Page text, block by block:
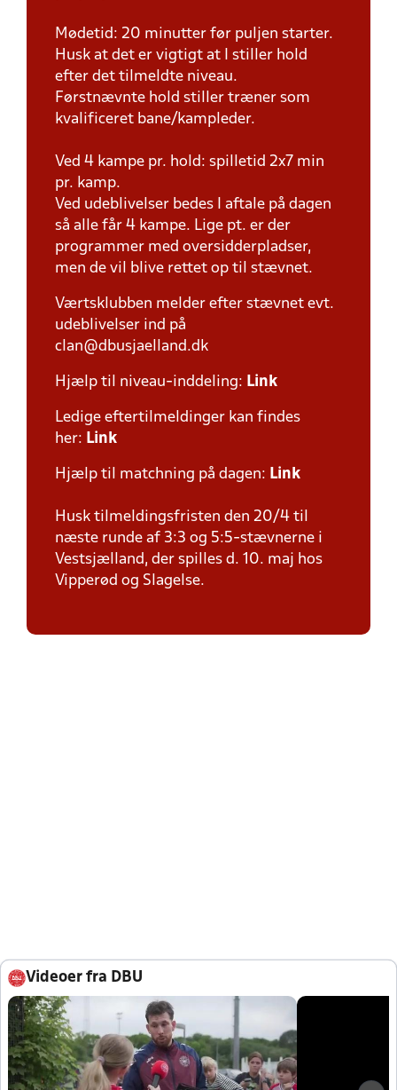
Mødetid: 20 minutter før puljen starter.
Husk at det er vigtigt at I stiller hold
efter det tilmeldte niveau.
Førstnævnte hold stiller træner som
kvalificeret bane/kampleder.
Ved 4 kampe pr. hold: spilletid 2x7 min
pr. kamp.
Ved udeblivelser bedes I aftale på dagen
så alle får 4 kampe. Lige pt. er der
programmer med oversidderpladser,
men de vil blive rettet op til stævnet.
Værtsklubben melder efter stævnet evt.
udeblivelser ind på
clan@dbusjaelland.dk
Hjælp til niveau-inddeling: Link
Ledige eftertilmeldinger kan findes
her: Link
Hjælp til matchning på dagen: Link
Husk tilmeldingsfristen den 20/4 til
næste runde af 3:3 og 5:5-stævnerne i
Vestsjælland, der spilles d. 10. maj hos
Vipperød og Slagelse.
Videoer fra DBU